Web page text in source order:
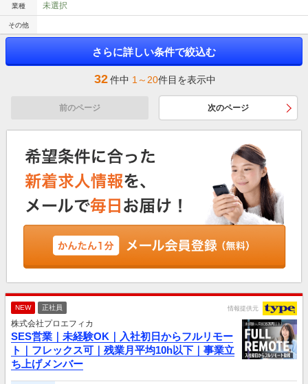
業種 未選択
その他
さらに詳しい条件で絞込む
32件中 1～20件目を表示中
前のページ 次のページ
NEW 正社員 情報提供元
株式会社プロエフィカ
SES営業｜未経験OK｜入社初日からフルリモー
ト｜フレックス可｜残業月平均10h以下｜事業立
ち上げメンバー